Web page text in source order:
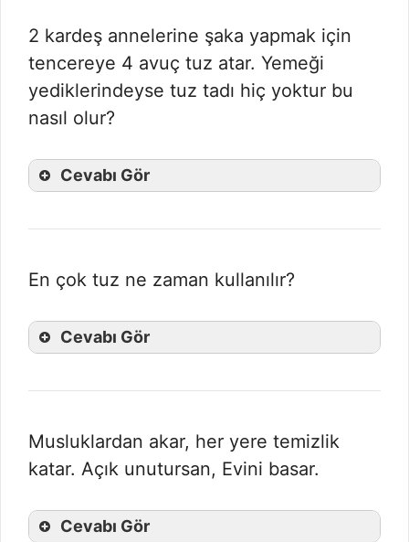
2 kardeş annelerine şaka yapmak için
tencereye 4 avuç tuz atar. Yemeği
yediklerindeyse tuz tadı hiç yoktur bu
nasıl olur?
Cevabı Gör
En çok tuz ne zaman kullanılır?
Cevabı Gör
Musluklardan akar, her yere temizlik
katar. Açık unutursan, Evini basar.
Cevabı Gör